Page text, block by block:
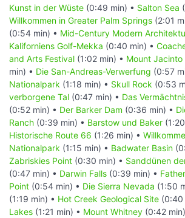
Kunst in der Wüste (0:49 min) • Salton Sea
Willkommen in Greater Palm Springs (2:01
(0:54 min) • Mid-Century Modern
Kaliforniens Golf-Mekka (0:40 min) •
and Arts Festival (1:02 min) • Mount Jacinto
min) • Die San-Andreas-Verwerfung (0:57
Nationalpark (1:18 min) • Skull Rock (0:53
verborgene Tal (0:47 min) • Das
(0:52 min) • Der Barker Dam (0:36 min) •
Ranch (0:39 min) • Barstow und Baker
Historische Route 66 (1:26 min) •
Nationalpark (1:15 min) • Badwater Basin
Zabriskies Point (0:30 min) • Sanddünen
(0:47 min) • Darwin Falls (0:39 min) •
Point (0:54 min) • Die Sierra Nevada (1:50
(1:19 min) • Hot Creek Geological Site (0:40
Lakes (1:21 min) • Mount Whitney (0:42